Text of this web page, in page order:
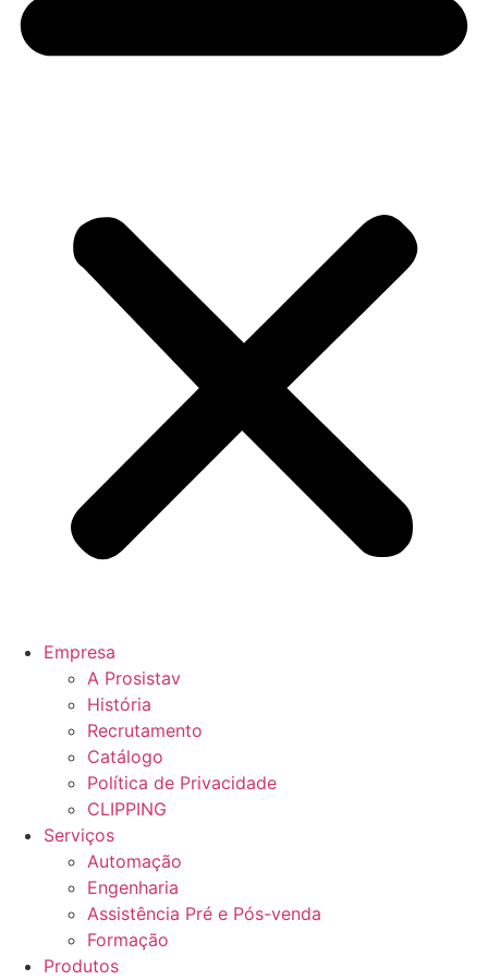
Empresa
A Prosistav
História
Recrutamento
Catálogo
Política de Privacidade
CLIPPING
Serviços
Automação
Engenharia
Assistência Pré e Pós-venda
Formação
Produtos